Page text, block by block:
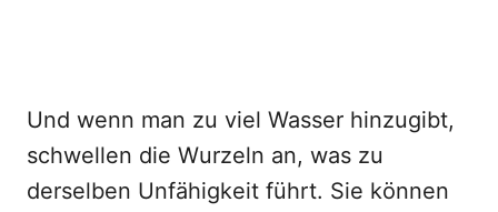
Und wenn man zu viel Wasser hinzugibt,
schwellen die Wurzeln an, was zu
derselben Unfähigkeit führt. Sie können